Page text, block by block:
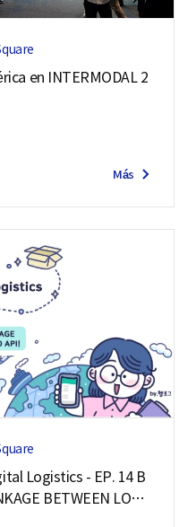
en INTERMODAL 2
Más
- EP. 14 B
BETWEEN LOGIS